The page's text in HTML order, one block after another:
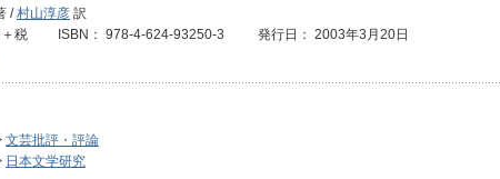
/村山淳彦 訳
＋税 ISBN： 978-4-624-93250-3 発行日： 2003年3月20日
文芸批評・評論
日本文学研究